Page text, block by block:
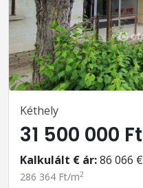
Kéthely
31 500 000 Ft
Kalkulált € ár:86 066 €
286 364 Ft/m2